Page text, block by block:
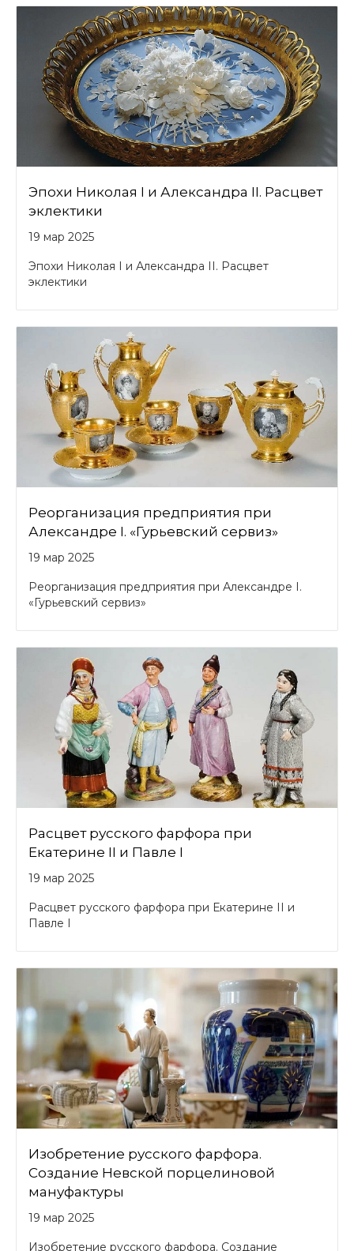
Эпохи Николая I и Александра II. Расцвет
эклектики
19 мар 2025
Эпохи Николая I и Александра II. Расцвет
эклектики
Реорганизация предприятия при
Александре I. «Гурьевский сервиз»
19 мар 2025
Реорганизация предприятия при Александре I.
«Гурьевский сервиз»
Расцвет русского фарфора при
Екатерине II и Павле I
19 мар 2025
Расцвет русского фарфора при Екатерине II и
Павле I
Изобретение русского фарфора.
Создание Невской порцелиновой
мануфактуры
19 мар 2025
Изобретение русского фарфора. Создание